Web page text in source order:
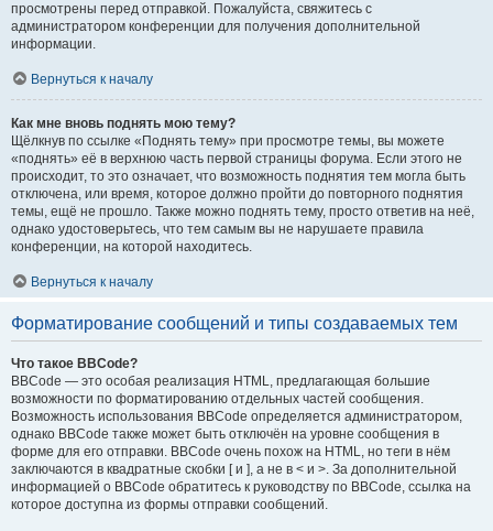
просмотрены перед отправкой. Пожалуйста, свяжитесь с
администратором конференции для получения дополнительной
информации.
Вернуться к началу
Как мне вновь поднять мою тему?
Щёлкнув по ссылке «Поднять тему» при просмотре темы, вы можете
«поднять» её в верхнюю часть первой страницы форума. Если этого не
происходит, то это означает, что возможность поднятия тем могла быть
отключена, или время, которое должно пройти до повторного поднятия
темы, ещё не прошло. Также можно поднять тему, просто ответив на неё,
однако удостоверьтесь, что тем самым вы не нарушаете правила
конференции, на которой находитесь.
Вернуться к началу
Форматирование сообщений и типы создаваемых тем
Что такое BBCode?
BBCode — это особая реализация HTML, предлагающая большие
возможности по форматированию отдельных частей сообщения.
Возможность использования BBCode определяется администратором,
однако BBCode также может быть отключён на уровне сообщения в
форме для его отправки. BBCode очень похож на HTML, но теги в нём
заключаются в квадратные скобки [ и ], а не в < и >. За дополнительной
информацией о BBCode обратитесь к руководству по BBCode, ссылка на
которое доступна из формы отправки сообщений.